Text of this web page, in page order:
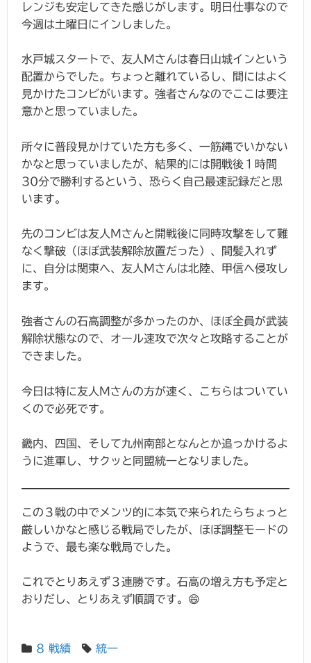
レンジも安定してきた感じがします。明日仕事なので
今週は土曜日にインしました。
水戸城スタートで、友人Mさんは春日山城インという
配置からでした。ちょっと離れているし、間にはよく
見かけたコンビがいます。強者さんなのでここは要注
意かと思っていました。
所々に普段見かけていた方も多く、一筋縄でいかない
かなと思っていましたが、結果的には開戦後１時間
30分で勝利するという、恐らく自己最速記録だと思
います。
先のコンビは友人Mさんと開戦後に同時攻撃をして難
なく撃破（ほぼ武装解除放置だった）、間髪入れず
に、自分は関東へ、友人Mさんは北陸、甲信へ侵攻し
ます。
強者さんの石高調整が多かったのか、ほぼ全員が武装
解除状態なので、オール速攻で次々と攻略することが
できました。
今日は特に友人Mさんの方が速く、こちらはついてい
くので必死です。
畿内、四国、そして九州南部となんとか追っかけるよ
うに進軍し、サクッと同盟統一となりました。
この３戦の中でメンツ的に本気で来られたらちょっと
厳しいかなと感じる戦局でしたが、ほぼ調整モードの
ようで、最も楽な戦局でした。
これでとりあえず３連勝です。石高の増え方も予定と
おりだし、とりあえず順調です。😄
8 戦績 統一